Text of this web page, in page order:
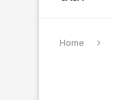
Home